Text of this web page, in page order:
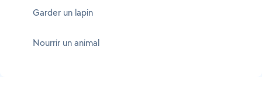
Garder un lapin
Nourrir un animal